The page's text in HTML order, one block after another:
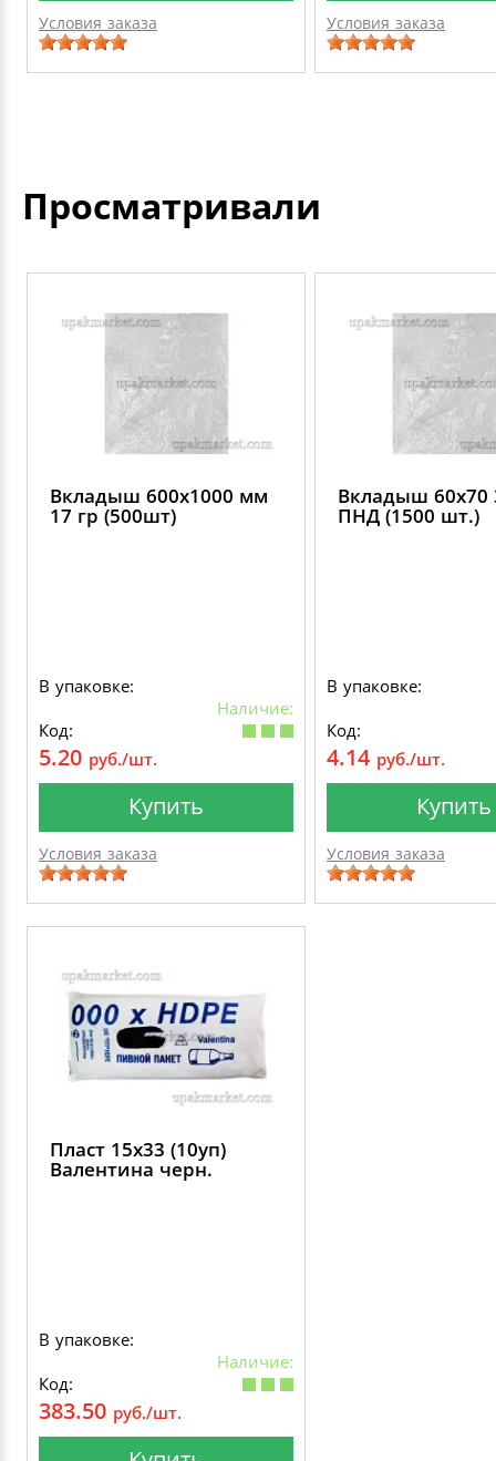
Условия заказа Условия заказа
Просматривали
Вкладыш 600х1000 мм
17 гр (500шт)
В упаковке:
Наличие:
Код:
5.20 руб./шт.
Купить
Условия заказа
Вкладыш 60х70
ПНД (1500 шт.)
В упаковке:
Код:
4.14 руб./шт.
Купить
Условия заказа
Пласт 15х33 (10уп)
Валентина черн.
В упаковке:
Наличие:
Код:
383.50 руб./шт.